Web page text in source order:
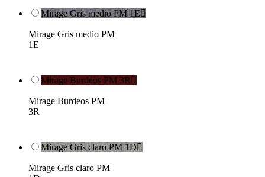
Mirage Gris medio PM 1E
Mirage Gris medio PM
1E
Mirage Burdeos PM 3R 
Mirage Burdeos PM
3R
Mirage Gris claro PM 1D
Mirage Gris claro PM